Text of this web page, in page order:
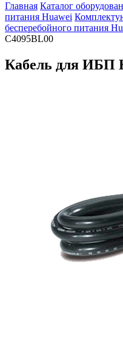
Главная Каталог
питания Huawei
бесперебойного питания
C4095BL00
Кабель для ИБП